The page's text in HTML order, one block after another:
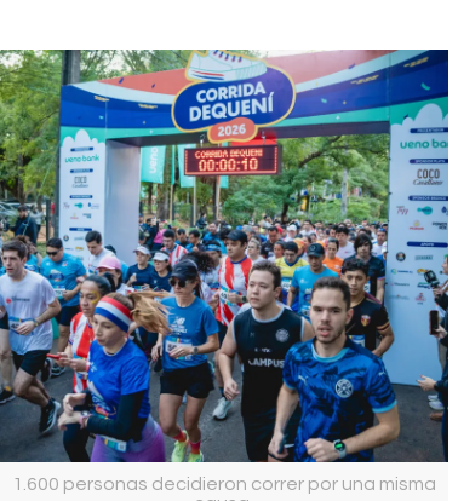
1.600 personas decidieron correr por una misma